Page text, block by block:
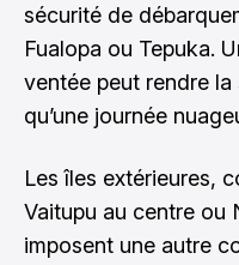
sécurité de
Fualopa ou Tepuka.
ventée peut rendre
qu’une journée
Les îles extérieures,
Vaitupu au centre ou
imposent une autre